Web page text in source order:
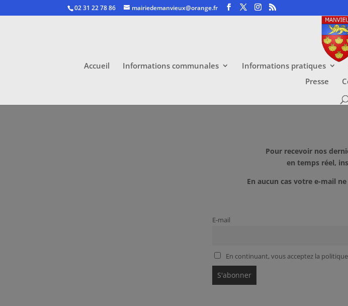
02 31 22 78 86 mairiedemanvieux@orange.fr
Accueil Informations communales Informations pratiques
Presse
Pour recevoir nos
en temps réel,
En aucun cas votre e-mail
E-mail
En continuant, vous acceptez la